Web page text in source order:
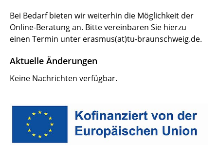
Bei Bedarf bieten wir weiterhin die Möglichkeit der
Online-Beratung an. Bitte vereinbaren Sie hierzu
einen Termin unter erasmus(at)tu-braunschweig.de.
Aktuelle Änderungen
Keine Nachrichten verfügbar.